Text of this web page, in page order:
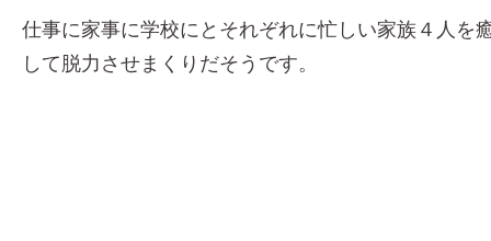
仕事に家事に学校にとそれぞれに忙しい家族４人を
して脱力させまくりだそうです。